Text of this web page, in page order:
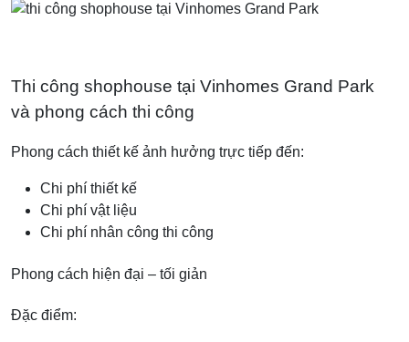
Thi công shophouse tại Vinhomes Grand Park
và phong cách thi công
Phong cách thiết kế ảnh hưởng trực tiếp đến:
Chi phí thiết kế
Chi phí vật liệu
Chi phí nhân công thi công
Phong cách hiện đại – tối giản
Đặc điểm: